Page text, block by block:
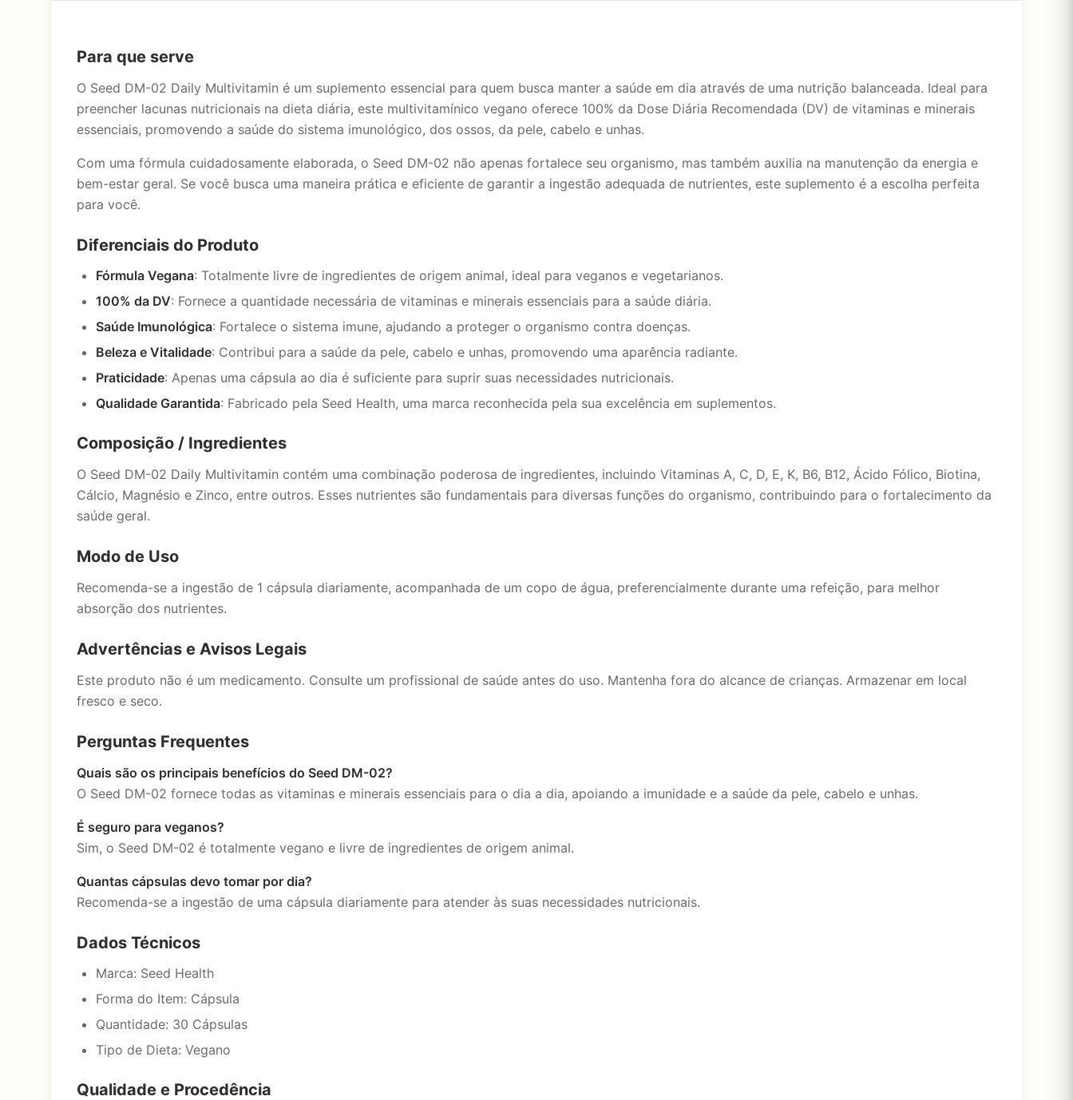
Para que serve
O Seed DM-02 Daily Multivitamin é um suplemento essencial para quem busca manter a saúde em dia através de uma nutrição balanceada. Ideal para
preencher lacunas nutricionais na dieta diária, este multivitamínico vegano oferece 100% da Dose Diária Recomendada (DV) de vitaminas e minerais
essenciais, promovendo a saúde do sistema imunológico, dos ossos, da pele, cabelo e unhas.
Com uma fórmula cuidadosamente elaborada, o Seed DM-02 não apenas fortalece seu organismo, mas também auxilia na manutenção da energia e
bem-estar geral. Se você busca uma maneira prática e eficiente de garantir a ingestão adequada de nutrientes, este suplemento é a escolha perfeita
para você.
Diferenciais do Produto
Fórmula Vegana: Totalmente livre de ingredientes de origem animal, ideal para veganos e vegetarianos.
100% da DV: Fornece a quantidade necessária de vitaminas e minerais essenciais para a saúde diária.
Saúde Imunológica: Fortalece o sistema imune, ajudando a proteger o organismo contra doenças.
Beleza e Vitalidade: Contribui para a saúde da pele, cabelo e unhas, promovendo uma aparência radiante.
Praticidade: Apenas uma cápsula ao dia é suficiente para suprir suas necessidades nutricionais.
Qualidade Garantida: Fabricado pela Seed Health, uma marca reconhecida pela sua excelência em suplementos.
Composição / Ingredientes
O Seed DM-02 Daily Multivitamin contém uma combinação poderosa de ingredientes, incluindo Vitaminas A, C, D, E, K, B6, B12, Ácido Fólico, Biotina,
Cálcio, Magnésio e Zinco, entre outros. Esses nutrientes são fundamentais para diversas funções do organismo, contribuindo para o fortalecimento da
saúde geral.
Modo de Uso
Recomenda-se a ingestão de 1 cápsula diariamente, acompanhada de um copo de água, preferencialmente durante uma refeição, para melhor
absorção dos nutrientes.
Advertências e Avisos Legais
Este produto não é um medicamento. Consulte um profissional de saúde antes do uso. Mantenha fora do alcance de crianças. Armazenar em local
fresco e seco.
Perguntas Frequentes
Quais são os principais benefícios do Seed DM-02?
O Seed DM-02 fornece todas as vitaminas e minerais essenciais para o dia a dia, apoiando a imunidade e a saúde da pele, cabelo e unhas.
É seguro para veganos?
Sim, o Seed DM-02 é totalmente vegano e livre de ingredientes de origem animal.
Quantas cápsulas devo tomar por dia?
Recomenda-se a ingestão de uma cápsula diariamente para atender às suas necessidades nutricionais.
Dados Técnicos
Marca: Seed Health
Forma do Item: Cápsula
Quantidade: 30 Cápsulas
Tipo de Dieta: Vegano
Qualidade e Procedência